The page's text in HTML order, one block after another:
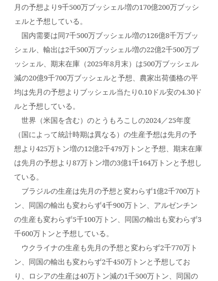
月の予想より9千500万ブッシェル増の170億200万ブッシ
ェルと予想している。
国内需要は同7千500万ブッシェル増の126億8千万ブッ
シェル、輸出は2千500万ブッシェル増の22億2千500万ブ
ッシェル、期末在庫（2025年8月末）は500万ブッシェル
減の20億9千700万ブッシェルと予想、農家出荷価格の平
均は先月の予想よりブッシェル当たり0.10ドル安の4.30ド
ルと予想している。
世界（米国を含む）のとうもろこしの2024／25年度
（国によって統計時期は異なる）の生産予想は先月の予
想より425万トン増の12億2千479万トンと予想、期末在庫
は先月の予想より87万トン増の3億1千164万トンと予想し
ている。
ブラジルの生産は先月の予想と変わらず1億2千700万ト
ン、同国の輸出も変わらず4千900万トン、アルゼンチン
の生産も変わらず5千100万トン、同国の輸出も変わらず3
千600万トンと予想している。
ウクライナの生産も先月の予想と変わらず2千770万ト
ン、同国の輸出も変わらず2千450万トンと予想してお
り、ロシアの生産は40万トン減の1千500万トン、同国の